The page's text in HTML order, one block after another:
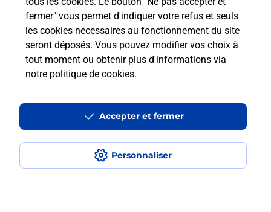
fermer" vous permet d'indiquer votre refus et seuls
les cookies nécessaires au fonctionnement du site
seront déposés. Vous pouvez modifier vos choix à
tout moment ou obtenir plus d'informations via
notre politique de cookies.
Personnaliser
Accepter et fermer
code bateau ?
Peut-on passer le permis bateau
avec le CPF ?
Ain BELLEY BELLEY